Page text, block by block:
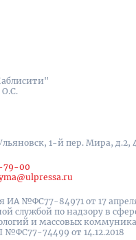
О.С.
1-й пер. Мира, д.2,
79-00
ИА №ФС77-84971 от 17
службой по надзору в
и массовых
74499 от 14.12.2018